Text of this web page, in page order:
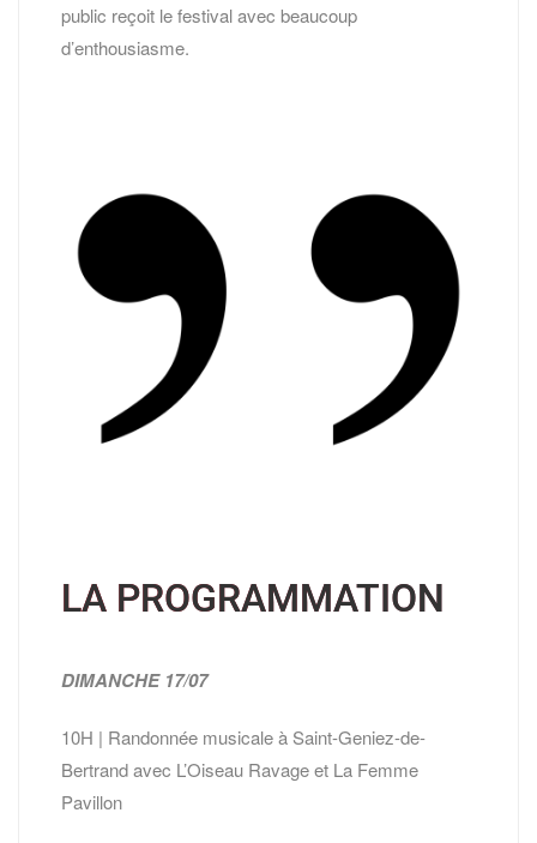
public reçoit le festival avec beaucoup
d’enthousiasme.
LA PROGRAMMATION
DIMANCHE 17/07
10H | Randonnée musicale à Saint-Geniez-de-
Bertrand avec L’Oiseau Ravage et La Femme
Pavillon